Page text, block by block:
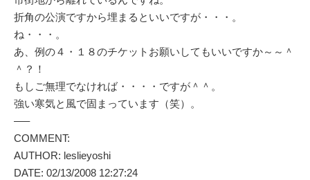
折角の公演ですから埋まるといいですが・・・。
ね・・・。
あ、例の４・１８のチケットお願いしてもいいですか～～＾
＾？！
もしご無理でなければ・・・・ですが＾＾。
強い寒気と風で固まっています（笑）。
—–
COMMENT:
AUTHOR: leslieyoshi
DATE: 02/13/2008 12:27:24